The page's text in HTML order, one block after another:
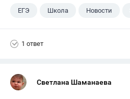
ЕГЭ Школа Новости
1 ответ
Светлана Шаманаева